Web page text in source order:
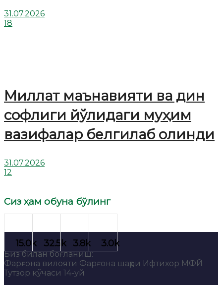
31.07.2026
18
Миллат маънавияти ва дин
софлиги йўлидаги муҳим
вазифалар белгилаб олинди
31.07.2026
12
Сиз ҳам обуна бўлинг
Биз билан боғланиш:
Фарғона вилояти Фарғона шаҳри Ифтихор МФЙ
Тутзор кўчаси 14-уй